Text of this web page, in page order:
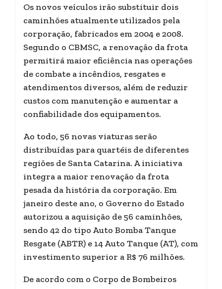
Os novos veículos irão substituir dois
caminhões atualmente utilizados pela
corporação, fabricados em 2004 e 2008.
Segundo o CBMSC, a renovação da frota
permitirá maior eficiência nas operações
de combate a incêndios, resgates e
atendimentos diversos, além de reduzir
custos com manutenção e aumentar a
confiabilidade dos equipamentos.
Ao todo, 56 novas viaturas serão
distribuídas para quartéis de diferentes
regiões de Santa Catarina. A iniciativa
integra a maior renovação da frota
pesada da história da corporação. Em
janeiro deste ano, o Governo do Estado
autorizou a aquisição de 56 caminhões,
sendo 42 do tipo Auto Bomba Tanque
Resgate (ABTR) e 14 Auto Tanque (AT), com
investimento superior a R$ 76 milhões.
De acordo com o Corpo de Bombeiros